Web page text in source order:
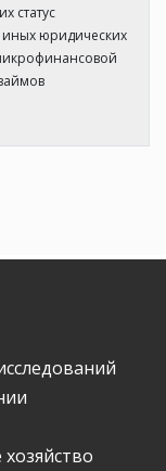
статус
юридических